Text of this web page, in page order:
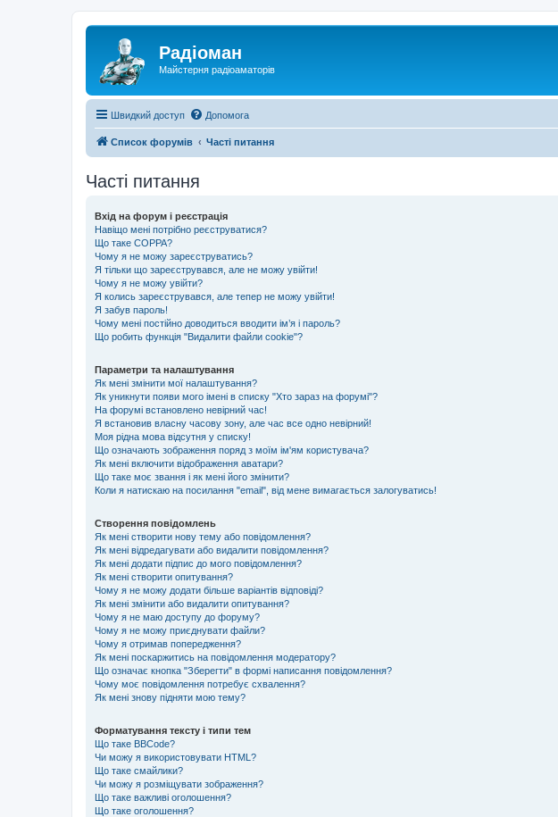
Радіоман
Майстерня радіоаматорів
Швидкий доступ Допомога
Список форумів Часті питання
Часті питання
Вхід на форум і реєстрація
Навіщо мені потрібно реєструватися?
Що таке COPPA?
Чому я не можу зареєструватись?
Я тільки що зареєструвався, але не можу увійти!
Чому я не можу увійти?
Я колись зареєструвався, але тепер не можу увійти!
Я забув пароль!
Чому мені постійно доводиться вводити ім’я і пароль?
Що робить функція "Видалити файли cookie"?
Параметри та налаштування
Як мені змінити мої налаштування?
Як уникнути появи мого імені в списку "Хто зараз на форумі"?
На форумі встановлено невірний час!
Я встановив власну часову зону, але час все одно невірний!
Моя рідна мова відсутня у списку!
Що означають зображення поряд з моїм ім'ям користувача?
Як мені включити відображення аватари?
Що таке моє звання і як мені його змінити?
Коли я натискаю на посилання "email", від мене вимагається залогуватись!
Створення повідомлень
Як мені створити нову тему або повідомлення?
Як мені відредагувати або видалити повідомлення?
Як мені додати підпис до мого повідомлення?
Як мені створити опитування?
Чому я не можу додати більше варіантів відповіді?
Як мені змінити або видалити опитування?
Чому я не маю доступу до форуму?
Чому я не можу приєднувати файли?
Чому я отримав попередження?
Як мені поскаржитись на повідомлення модератору?
Що означає кнопка "Зберегти" в формі написання повідомлення?
Чому моє повідомлення потребує схвалення?
Як мені знову підняти мою тему?
Форматування тексту і типи тем
Що таке BBCode?
Чи можу я використовувати HTML?
Що таке смайлики?
Чи можу я розміщувати зображення?
Що таке важливі оголошення?
Що таке оголошення?